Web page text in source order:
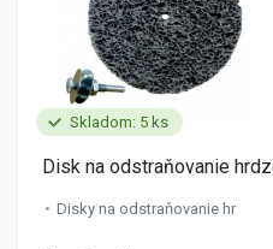
Skladom: 5 ks
Disk na odstraňovanie
Disky na odstraňovanie hr